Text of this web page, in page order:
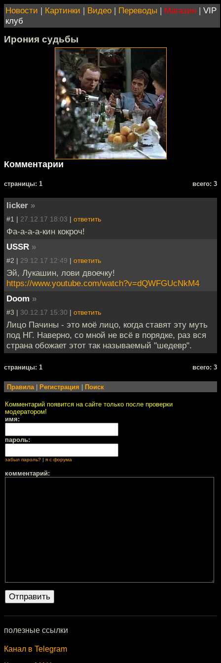
Новости | Картинки | Видео | Переводы | Магазин | VIP
клуб
Ирония судьбы
Комментарии
cтраницы: 1 всего: 3
licker »
#1 | 27.12.17 18:03 | ответить
Фа-а-а-а-кин кокроч!
USSR »
#2 | 29.12.17 12:49 | ответить
Эй, Лукашин, лови двоечку!
https://www.youtube.com/watch?v=dQWFGUcNkM4
Doom »
#3 | 30.12.17 15:30 | ответить
Лицо Пачины - это моё лицо, когда ставят эту муть
под НГ. Наверно, со мной не всё в порядке, раз вся
страна обожает этот так называемый "шедевр".
cтраницы: 1 всего: 3
Правила Регистрация Поиск
Комментарий появится на сайте только после проверки
модератором!
имя:
пароль:
забыл пароль? | я с форума
комментарий:
полезные ссылки
Канал в Telegram